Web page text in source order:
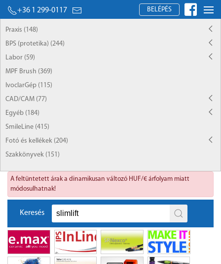
+36 1 299-0117 BELÉPÉS
Praxis (148)
BPS (protetika) (244)
Labor (59)
MPF Brush (369)
IvoclarGép (115)
CAD/CAM (77)
Egyéb (184)
SmileLine (415)
Fotó és kellékek (204)
Szakkönyvek (151)
A feltüntetett árak a dinamikusan változó HUF/€ árfolyam miatt
módosulhatnak!
Keresés